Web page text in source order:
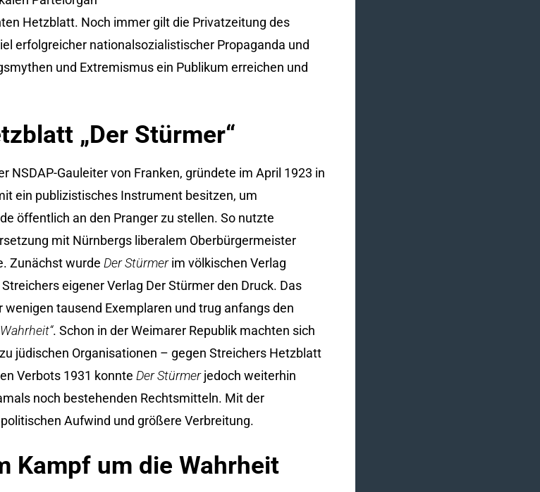
Hetzblatt. Noch immer gilt die Privatzeitung des
erfolgreicher nationalsozialistischer Propaganda und
und Extremismus ein Publikum erreichen und
„Der Stürmer“
Gauleiter von Franken, gründete im April 1923 in
ein publizistisches Instrument besitzen, um
öffentlich an den Pranger zu stellen. So nutzte
mit Nürnbergs liberalem Oberbürgermeister
Zunächst wurde Der Stürmerim völkischen Verlag
eigener Verlag Der Stürmer den Druck. Das
tausend Exemplaren und trug anfangs den
. Schon in der Weimarer Republik machten sich
jüdischen Organisationen – gegen Streichers Hetzblatt
Verbots 1931 konnte Der Stürmerjedoch weiterhin
noch bestehenden Rechtsmitteln. Mit der
Aufwind und größere Verbreitung.
Kampf um die Wahrheit